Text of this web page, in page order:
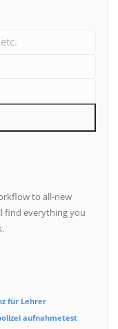
to all-new
find everything you
für Lehrer
aufnahmetest